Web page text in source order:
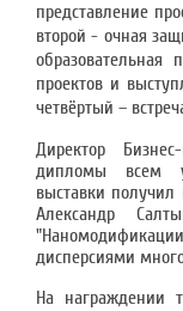
представление
второй - очная
образовательная
проектов и
четвёртый –
Директор
дипломы всем
выставки
Александр
дисперсиями
На награждении